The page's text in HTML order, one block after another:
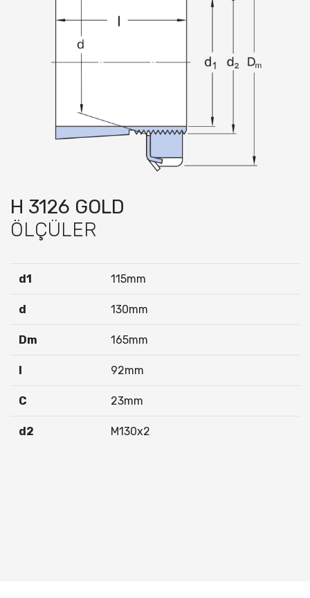
H 3126 GOLD
ÖLÇÜLER
d1 115mm
d 130mm
Dm 165mm
I 92mm
C 23mm
d2 M130x2